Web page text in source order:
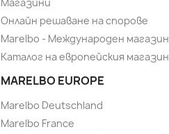
Магазини
Онлайн решаване на спорове
Marelbo - Международен магазин
Каталог на европейския магазин
MARELBO EUROPE
Marelbo Deutschland
Marelbo France